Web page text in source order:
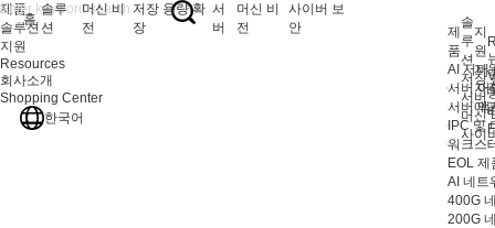
제
품
AI 서버
서버 어
서버 액
IPC 및
워크스
EOL 제
AI 네트
400G
200G
솔
루
션
저장
서버
머신
사이
지
원
지
자
애
제품
솔루션
지원
Resources
회사소개
Shopping Center
한국어
홈
솔루
션
머신 비
전
저장 용량 확
장
서
버
머신 비
전
사이버 보
안